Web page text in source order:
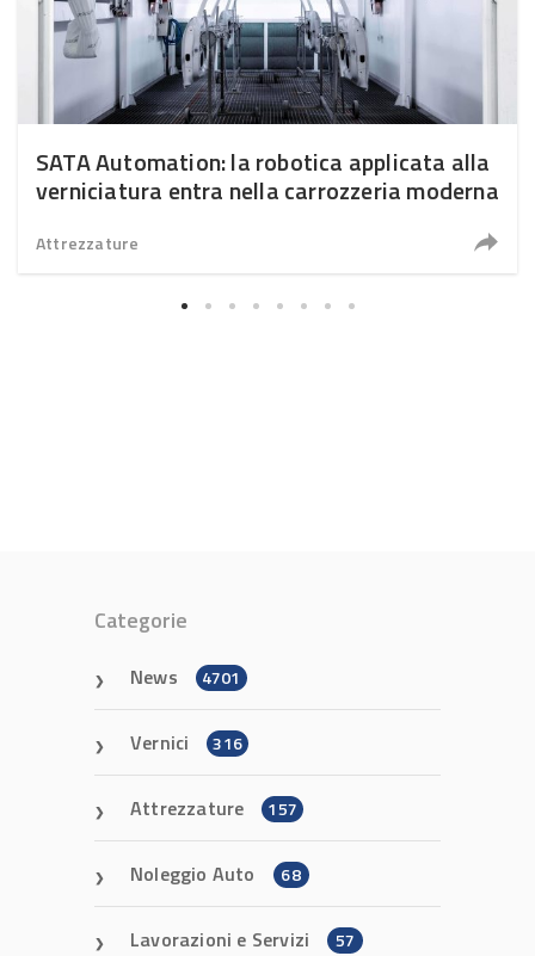
SATA Automation: la robotica applicata alla
verniciatura entra nella carrozzeria moderna
Attrezzature
Categorie
News 4701
Vernici 316
Attrezzature 157
Noleggio Auto 68
Lavorazioni e Servizi 57